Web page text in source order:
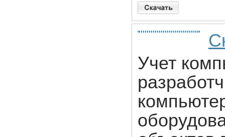
Учет